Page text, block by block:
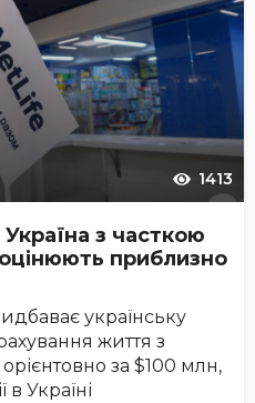
1413
з часткою
приблизно
українську
життя з
за $100 млн,
Україні